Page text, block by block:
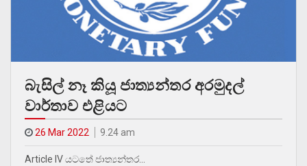
බැසිල් නෑ කියූ ජාත්‍යන්තර අරමුදල්
වාර්තාව එළියට
26 Mar 2022 9.24 am
Article IV යටතේ ජාත්‍යන්තර…